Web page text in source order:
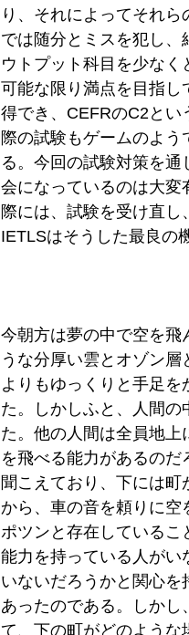
り、それによってそれ
では随分とミスを犯し
ウトプット科目を少な
可能な限り満点を目指し
得でき、CEFRのC2とい
際の試験もゲームのよ
る。今回の試験対策を
会になっているのは大変
際には、試験を受け直し
IETLSはそうした最良の
今朝方は夢の中で空を飛
うな分厚い雲とオゾン
よりもゆっくりと手足
た。しかしふと、人間
た。他の人間は全員地
を飛べる能力があるの
聞こえており、下には
から、車の音を頼りに空
ポツンと存在しているこ
能力を持っている人がい
いないだろうかと関心
あったのである。しか
て、下の町がどのよう